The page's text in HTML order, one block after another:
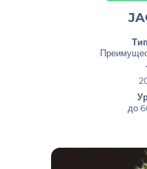
до